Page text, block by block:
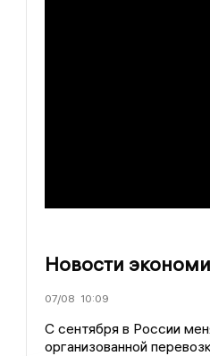
Новости
07/08 10:09
С сентября в России
организованной